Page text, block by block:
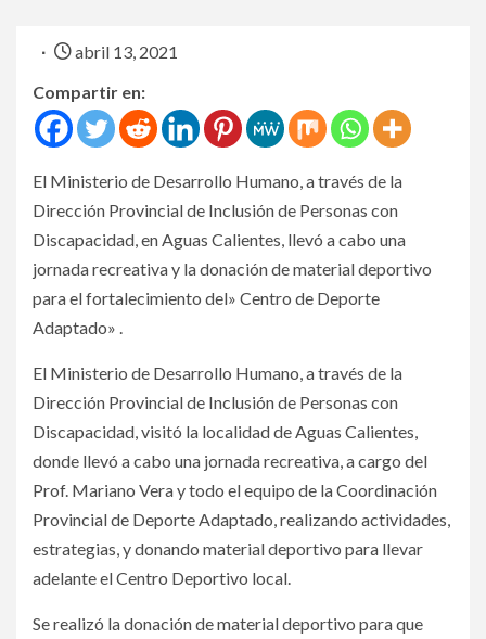
abril 13, 2021
Compartir en:
El Ministerio de Desarrollo Humano, a través de la
Dirección Provincial de Inclusión de Personas con
Discapacidad, en Aguas Calientes, llevó a cabo una
jornada recreativa y la donación de material deportivo
para el fortalecimiento del» Centro de Deporte
Adaptado» .
El Ministerio de Desarrollo Humano, a través de la
Dirección Provincial de Inclusión de Personas con
Discapacidad, visitó la localidad de Aguas Calientes,
donde llevó a cabo una jornada recreativa, a cargo del
Prof. Mariano Vera y todo el equipo de la Coordinación
Provincial de Deporte Adaptado, realizando actividades,
estrategias, y donando material deportivo para llevar
adelante el Centro Deportivo local.
Se realizó la donación de material deportivo para que